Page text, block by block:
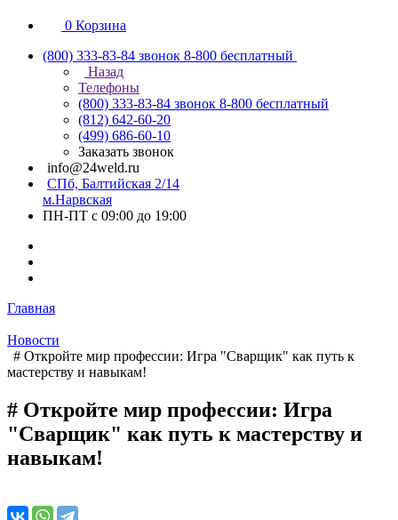
0 Корзина
(800) 333-83-84 звонок 8-800 бесплатный
Назад
Телефоны
(800) 333-83-84 звонок 8-800 бесплатный
(812) 642-60-20
(499) 686-60-10
Заказать звонок
info@24weld.ru
СПб, Балтийская 2/14
м.Нарвская
ПН-ПТ с 09:00 до 19:00
Главная
Новости
# Откройте мир профессии: Игра "Сварщик" как путь к
мастерству и навыкам!
# Откройте мир профессии: Игра
"Сварщик" как путь к мастерству и
навыкам!